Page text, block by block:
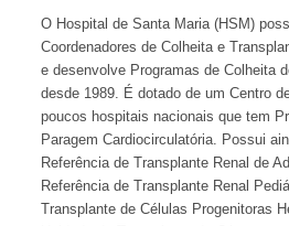
O Hospital de Santa Maria (HSM)
Coordenadores de Colheita e
e desenvolve Programas de Colheita
desde 1989. É dotado de um Centro
poucos hospitais nacionais que tem
Paragem Cardiocirculatória. Possui
Referência de Transplante Renal de
Referência de Transplante Renal
Transplante de Células Progenitoras